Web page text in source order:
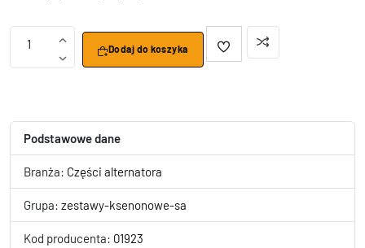
1 Dodaj do koszyka
Podstawowe dane
Branża: Części alternatora
Grupa: zestawy-ksenonowe-sa
Kod producenta: 01923